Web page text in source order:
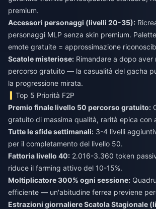
premium.
Accessori personaggi (livelli 20-35):
personaggi MLP senza skin premium.
emote gratuite = approssimazione
Scatole misteriose: Rimandare a dopo aver
percorso gratuito — la casualità del gacha
la progressione mirata.
Top 5 Priorità F2P
Premio finale livello 50 percorso gratuito:
gratuito di massima qualità, rarità epica con
Tutte le sfide settimanali: 3-4 livelli
per il completamento del livello 50.
Fattoria livello 40: 2.016-3.360 token
riduce il farming attivo del 10-15%.
Moltiplicatore 300% ogni sessione:
efficiente — un'abitudine ferrea previene
Estrazioni giornaliere Scatola Stagionale